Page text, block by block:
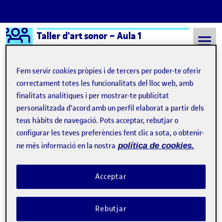
Saltar al contingut
Logo Ágora
Taller d'art sonor – Aula 1
Semestre 20242 - Aula 1 La réplica no es un robot
La réplica no es un robot
Publicat per
Úrsula Bischofberger Valdes
Data de publicació23 juny, 2025 2:33 am
-comentariel La cuarta dimensión de lo
Instalación: inmersiones cotidianas en el espacio virtual.
Cacahuetes, patatas fritas, picos, pan tostado, pipas. Crujen.
Comer frente a la pantalla. Siempre disponibles para el móvil.
Tener una reunión virtual, y otra, y otra. Irse metiendo y
Fem servircookies pròpies i de tercers per poder-te oferir
correctament totes les funcionalitats del lloc web, amb
finalitats analítiques i per mostrar-te publicitat
personalitzada d'acord amb un perfil elaborat a partir dels
teus hàbits de navegació. Pots acceptar, rebutjar o
configurar les teves preferències fent clic a sota, o obtenir-
ne més informació en la nostra política de cookies.
Rebutjar
Acceptar